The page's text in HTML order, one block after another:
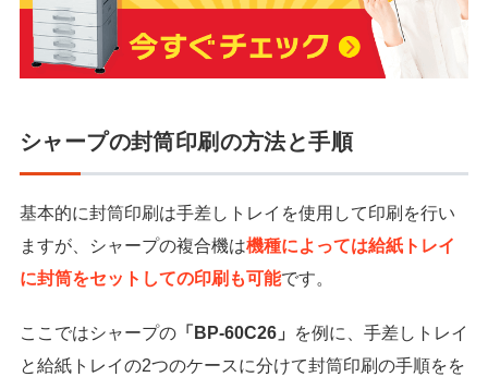
シャープの封筒印刷の方法と手順
基本的に封筒印刷は手差しトレイを使用して印刷を行い
ますが、シャープの複合機は機種によっては給紙トレイ
に封筒をセットしての印刷も可能です。
ここではシャープの「BP-60C26」
を例に、手差しトレイ
と給紙トレイの2つのケースに分けて封筒印刷の手順をを